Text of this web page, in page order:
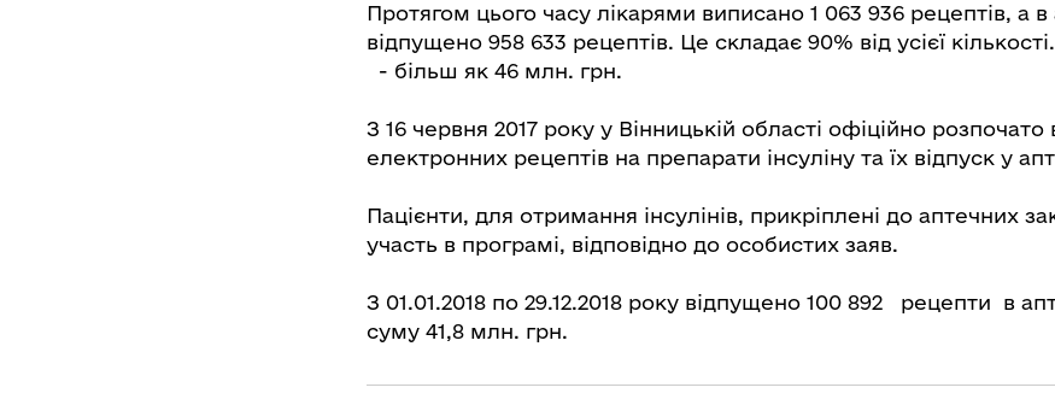
Протягом цього часу лікарями виписано 1 063 936 рецептів, а в
відпущено 958 633 рецептів. Це складає 90% від усієї
- більш як 46 млн. грн.
З 16 червня 2017 року у Вінницькій області офіційно
електронних рецептів на препарати інсуліну та їх відпуск у
Пацієнти, для отримання інсулінів, прикріплені до аптечних
участь в програмі, відповідно до особистих заяв.
З 01.01.2018 по 29.12.2018 року відпущено 100 892 рецепти в
суму 41,8 млн. грн.